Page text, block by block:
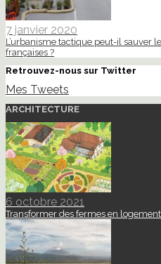
7 janvier 2020
L’urbanisme tactique peut-il sauver
françaises ?
Retrouvez-nous sur Twitter
Mes Tweets
ARCHITECTURE
6 octobre 2021
Transformer des fermes en